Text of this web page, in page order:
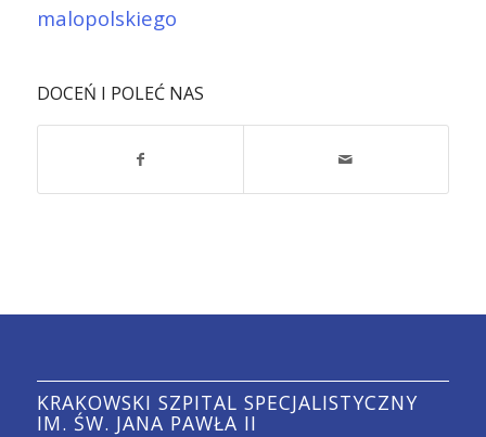
malopolskiego
DOCEŃ I POLEĆ NAS
KRAKOWSKI SZPITAL SPECJALISTYCZNY
IM. ŚW. JANA PAWŁA II